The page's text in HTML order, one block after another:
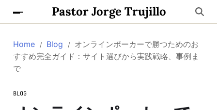
Pastor Jorge Trujillo
Home Blog
オンラインポーカーで勝つためのお
すすめ完全ガイド：サイト選びから実践戦略、事例ま
で
BLOG